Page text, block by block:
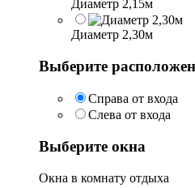
Диаметр 2,15м
Диаметр 2,30м
Выберите
Справа от входа
Слева от входа
Выберите окна
Окна в комнату отдыха